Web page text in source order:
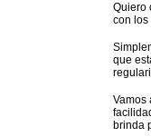
Quiero
con los
que
Vamos
brinda